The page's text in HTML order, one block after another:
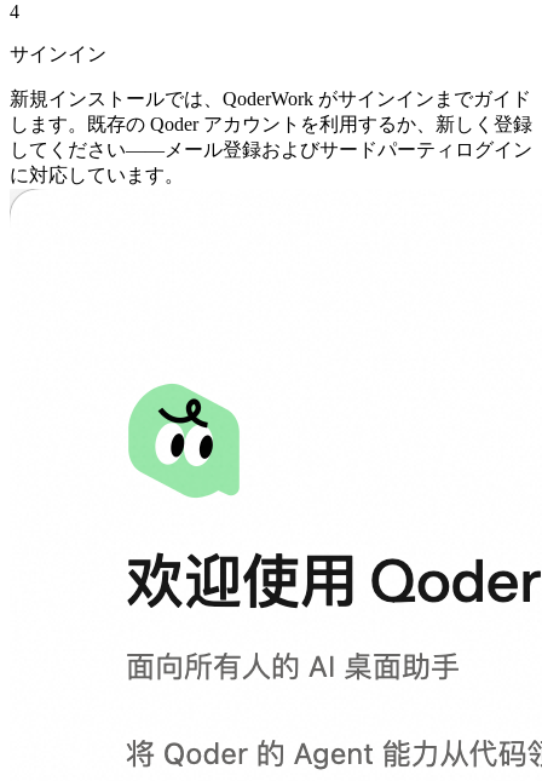
4
サインイン
新規インストールでは、QoderWork がサインインまでガイド
します。既存の Qoder アカウントを利用するか、新しく登録
してください——メール登録およびサードパーティログイン
に対応しています。